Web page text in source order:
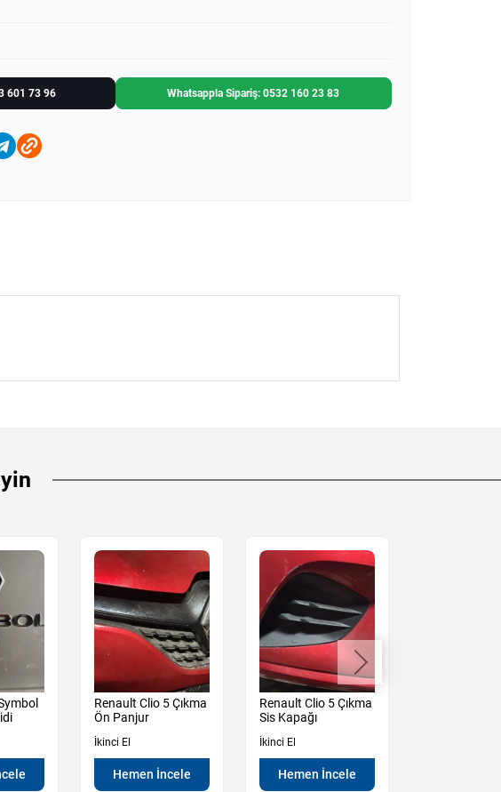
601 73 96 Whatsappla Sipariş: 0532 160 23 83
Renault Clio 5 Çıkma
Ön Panjur
İkinci El
Hemen İncele
Renault Clio 5 Çıkma
Sis Kapağı
İkinci El
Hemen İncele